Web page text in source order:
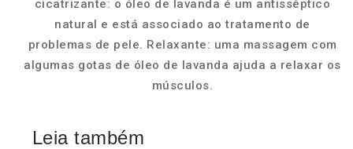
cicatrizante: o óleo de lavanda é um antisséptico
natural e está associado ao tratamento de
problemas de pele. Relaxante: uma massagem com
algumas gotas de óleo de lavanda ajuda a relaxar os
músculos.
Leia também